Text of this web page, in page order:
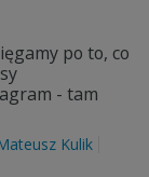
po to, co
- tam
Kulik